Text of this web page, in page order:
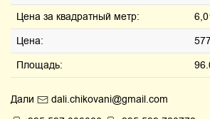
Цена за квадратный метр:
Цена:
Площадь:
Дали
dali.chikovani@gmail.com